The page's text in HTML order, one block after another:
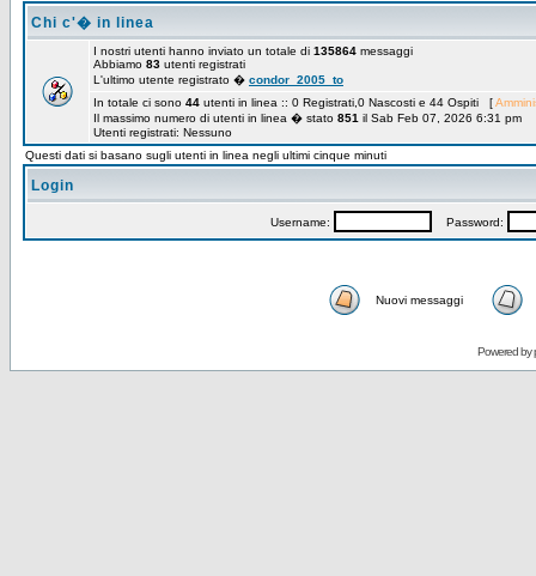
Chi c'� in linea
I nostri utenti hanno inviato un totale di 135864 messaggi
Abbiamo 83 utenti registrati
L'ultimo utente registrato � condor_2005_to
In totale ci sono 44 utenti in linea :: 0 Registrati,0 Nascosti e 44 Ospiti [
Il massimo numero di utenti in linea � stato 851 il Sab Feb 07, 2026 6:31 pm
Utenti registrati: Nessuno
Questi dati si basano sugli utenti in linea negli ultimi cinque minuti
Login
Username: Password:
Nuovi messaggi
Powered by